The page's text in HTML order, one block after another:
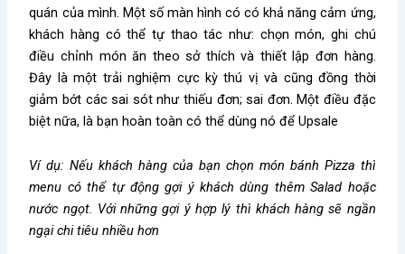
quán của mình. Một số màn hình có có khả năng cảm ứng,
khách hàng có thể tự thao tác như: chọn món, ghi chú
điều chỉnh món ăn theo sở thích và thiết lập đơn hàng.
Đây là một trải nghiệm cực kỳ thú vị và cũng đồng thời
giảm bớt các sai sót như thiếu đơn; sai đơn. Một điều đặc
biệt nữa, là bạn hoàn toàn có thể dùng nó để Upsale
Ví dụ: Nếu khách hàng của bạn chọn món bánh Pizza thì
menu có thể tự động gợi ý khách dùng thêm Salad hoặc
nước ngọt. Với những gợi ý hợp lý thì khách hàng sẽ ngần
ngại chi tiêu nhiều hơn